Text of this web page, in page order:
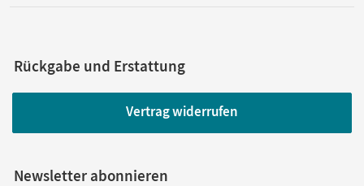
Rückgabe und Erstattung
Vertrag widerrufen
Newsletter abonnieren